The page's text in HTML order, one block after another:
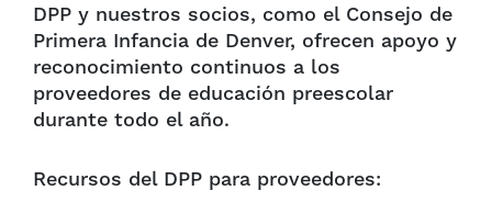
DPP y nuestros socios, como el Consejo de
Primera Infancia de Denver, ofrecen apoyo y
reconocimiento continuos a los
proveedores de educación preescolar
durante todo el año.
Recursos del DPP para proveedores: